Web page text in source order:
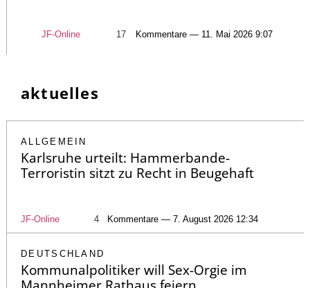
JF-Online 17 Kommentare — 11. Mai 2026 9:07
aktuelles
ALLGEMEIN
Karlsruhe urteilt: Hammerbande-
Terroristin sitzt zu Recht in Beugehaft
JF-Online 4 Kommentare — 7. August 2026 12:34
DEUTSCHLAND
Kommunalpolitiker will Sex-Orgie im